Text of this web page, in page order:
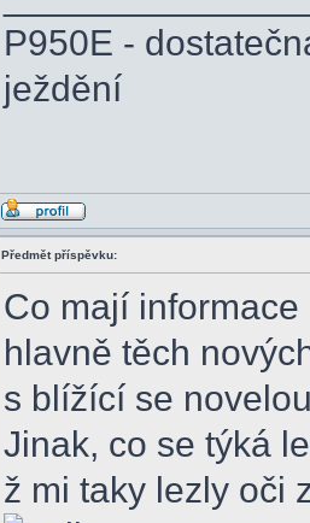
P950E -
ježdění
Předmět příspěvku:
Co mají
hlavně těch
s blížící se
Jinak, co se týká
ž mi taky lezly oči